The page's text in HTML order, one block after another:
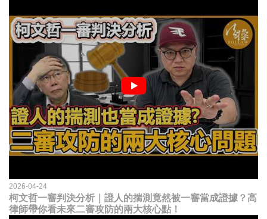
2026-04-24
柯文哲一審判決分析｜證人的揣測竟然被一審當成證據？高
律師帶你看未來二審攻防的兩大核心點！